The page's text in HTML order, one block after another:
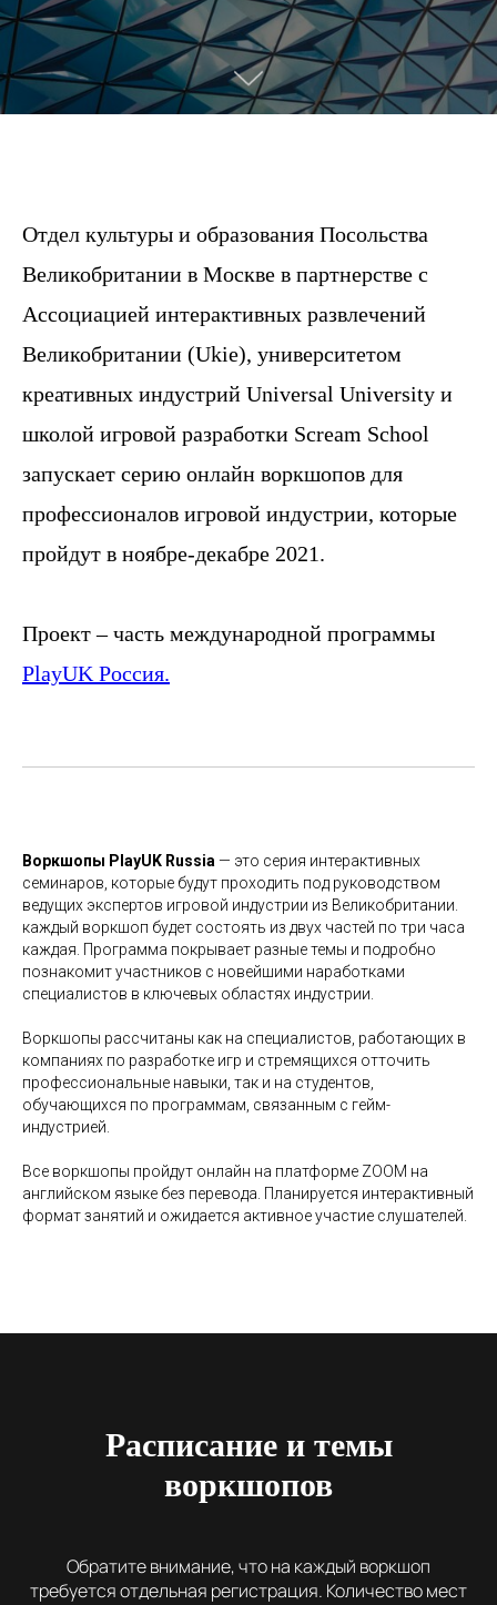
Отдел культуры и образования Посольства
Великобритании в Москве в партнерстве с
Ассоциацией интерактивных развлечений
Великобритании (Ukie), университетом
креативных индустрий Universal University и
школой игровой разработки Scream School
запускает серию онлайн воркшопов для
профессионалов игровой индустрии, которые
пройдут в ноябре-декабре 2021.
Проект – часть международной программы
PlayUK Россия.
Воркшопы PlayUK Russia — это серия интерактивных
семинаров, которые будут проходить под руководством
ведущих экспертов игровой индустрии из Великобритании.
каждый воркшоп будет состоять из двух частей по три часа
каждая. Программа покрывает разные темы и подробно
познакомит участников с новейшими наработками
специалистов в ключевых областях индустрии.
Воркшопы рассчитаны как на специалистов, работающих в
компаниях по разработке игр и стремящихся отточить
профессиональные навыки, так и на студентов,
обучающихся по программам, связанным с гейм-
индустрией.
Все воркшопы пройдут онлайн на платформе ZOOM на
английском языке без перевода. Планируется интерактивный
формат занятий и ожидается активное участие слушателей.
Расписание и темы
воркшопов
Обратите внимание, что на каждый воркшоп
требуется отдельная регистрация. Количество мест